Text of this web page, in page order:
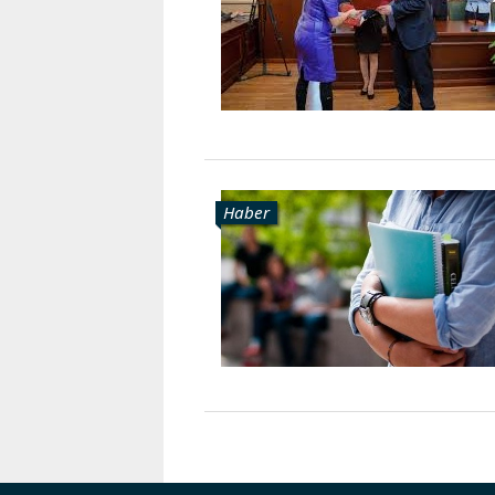
Karaçay-
Çerkes
Krasnodar
Kray
Osetya
Stavropol
Kray
Haber